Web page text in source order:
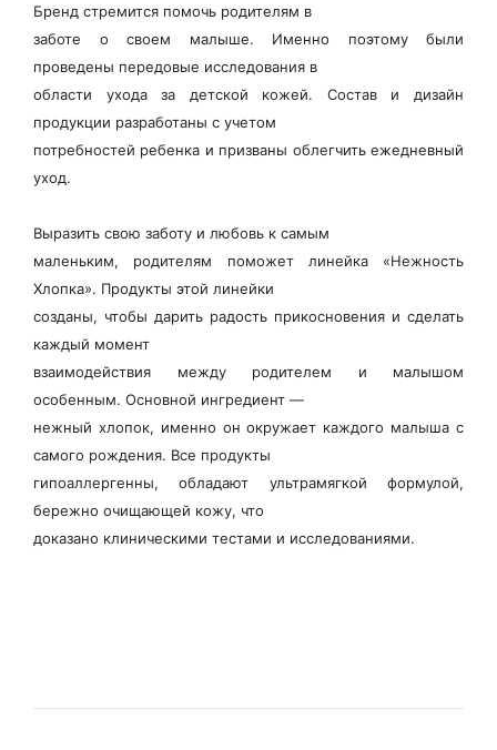
Бренд стремится помочь родителям в
заботе о своем малыше. Именно поэтому были
проведены передовые исследования в
области ухода за детской кожей. Состав и дизайн
продукции разработаны с учетом
потребностей ребенка и призваны облегчить ежедневный
уход.
Выразить свою заботу и любовь к самым
маленьким, родителям поможет линейка «Нежность
Хлопка». Продукты этой линейки
созданы, чтобы дарить радость прикосновения и сделать
каждый момент
взаимодействия между родителем и малышом
особенным. Основной ингредиент —
нежный хлопок, именно он окружает каждого малыша с
самого рождения. Все продукты
гипоаллергенны, обладают ультрамягкой формулой,
бережно очищающей кожу, что
доказано клиническими тестами и исследованиями.